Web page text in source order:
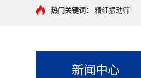
热门关键词： 精细振动筛
新闻中心